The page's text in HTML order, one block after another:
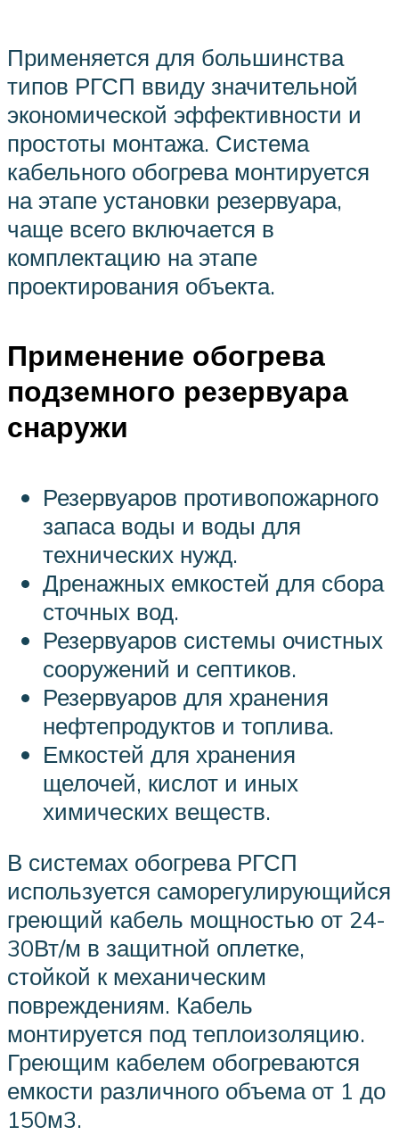
Применяется для большинства
типов РГСП ввиду значительной
экономической эффективности и
простоты монтажа. Система
кабельного обогрева монтируется
на этапе установки резервуара,
чаще всего включается в
комплектацию на этапе
проектирования объекта.
Применение обогрева
подземного резервуара
снаружи
Резервуаров противопожарного
запаса воды и воды для
технических нужд.
Дренажных емкостей для сбора
сточных вод.
Резервуаров системы очистных
сооружений и септиков.
Резервуаров для хранения
нефтепродуктов и топлива.
Емкостей для хранения
щелочей, кислот и иных
химических веществ.
В системах обогрева РГСП
используется саморегулирующийся
греющий кабель мощностью от 24-
30Вт/м в защитной оплетке,
стойкой к механическим
повреждениям. Кабель
монтируется под теплоизоляцию.
Греющим кабелем обогреваются
емкости различного объема от 1 до
150м3.